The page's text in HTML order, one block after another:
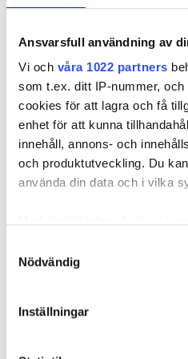
Ansvarsfull användning av
Vi och våra 1022 partners
som t.ex. ditt IP-nummer,
cookies för att lagra och få
enhet för att kunna
innehåll, annons- och
och produktutveckling. Du
använda din data och i vilka
som kan ha en
Ta reda på mer om hur dina
Nödvändig
Inställningar
REKOMMENDERADE ARTIKLAR
Currentum
köper stor
skånsk rörfirma
VS
Currentum